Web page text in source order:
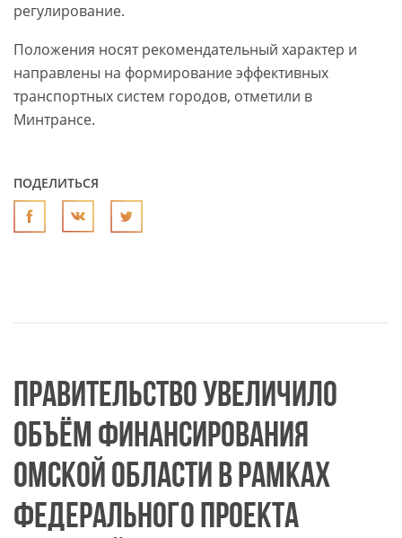
регулирование.
Положения носят рекомендательный характер и
направлены на формирование эффективных
транспортных систем городов, отметили в
Минтрансе.
ПОДЕЛИТЬСЯ
ПРАВИТЕЛЬСТВО УВЕЛИЧИЛО
ОБЪЁМ ФИНАНСИРОВАНИЯ
ОМСКОЙ ОБЛАСТИ В РАМКАХ
ФЕДЕРАЛЬНОГО ПРОЕКТА